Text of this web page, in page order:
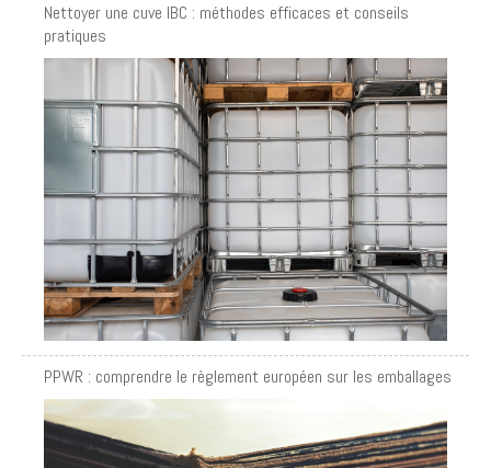
Nettoyer une cuve IBC : méthodes efficaces et conseils
pratiques
PPWR : comprendre le règlement européen sur les emballages